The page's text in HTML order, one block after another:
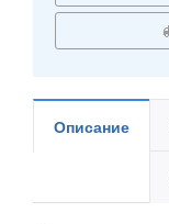
Описание